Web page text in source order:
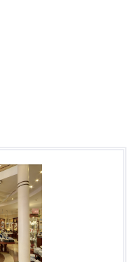
850 tvarů. Tyto výrobky
keramického průmyslu